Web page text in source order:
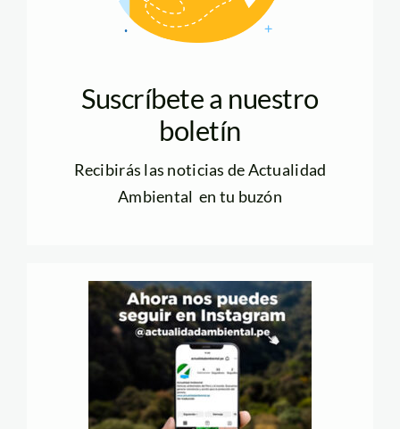
Suscríbete a nuestro
boletín
Recibirás las noticias de Actualidad
Ambiental en tu buzón